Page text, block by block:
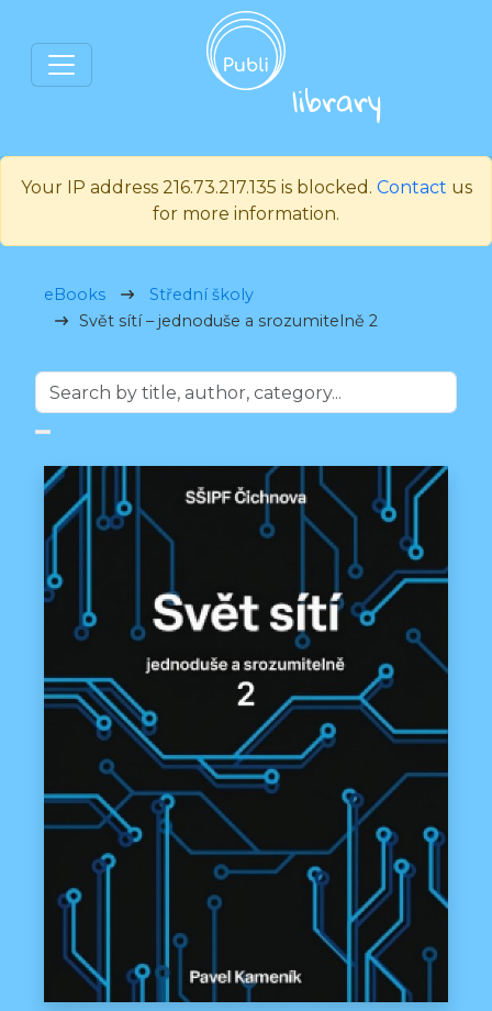
Your IP address 216.73.217.135 is blocked. Contact us
for more information.
eBooks
Střední školy
Svět sítí – jednoduše a srozumitelně 2